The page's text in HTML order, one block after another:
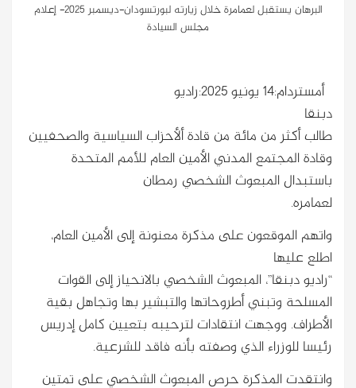
البرهان يستقبل لعمامرة خلال زيارته لبورتسودان-ديسمبر 2025- إعلام
مجلس السيادة
أمستردام:14 يونيو 2025:راديو
دبنقا
طالب أكثر من مائة من قادة ألأحزاب السياسية والصحفيين
وقادة المجتمع المدني الأمين العام للأمم المتحدة
باستبدال المبعوث الشخصي رمطان
لعمامره.
واتهم الموقعون على مذكرة معنونة إلى الأمين العام،
اطلع عليها
“راديو دبنقا”، المبعوث الشخصي بالانحياز إلى القوات
المسلحة وتبني أطروحاتها والتبشير بها وتجاهل بقية
الأطراف. ووجهت انتقادات لترحيبه بتعيين كامل إدريس
رئيسا للوزراء الذي وصفته بأنه فاقد للشرعية.
وانتقدت المذكرة حرص المبعوث الشخصي على تمتين